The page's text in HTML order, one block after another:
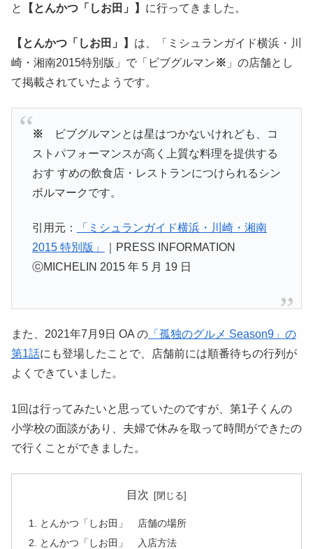
と
【とんかつ「しお田」】 に行ってきました。
【とんかつ「しお田」】 は、「ミシュランガイド横浜・川
崎・湘南2015特別版」で「ビブグルマン※ 」の店舗とし
て掲載されていたようです。
※
ビブグルマンとは星はつかないけれども、コ
ストパフォーマンスが高く上質な料理を提供する
おす すめの飲食店・レストランにつけられるシン
ボルマークです。
引用元：
「ミシュランガイド横浜・川崎・湘南
2015 特別版」
｜PRESS INFORMATION
ⓒMICHELIN 2015 年 5 月 19 日
また、2021年7月9日 OA の 「孤独のグルメ Season9」の
第1話にも登場したことで、店舗前には順番待ちの行列が
よくできていました。
1回は行ってみたいと思っていたのですが、第1子くんの
小学校の面談があり、夫婦で休みを取って時間ができたの
で行くことができました。
目次
とんかつ「しお田」 店舗の場所
とんかつ「しお田」 入店方法